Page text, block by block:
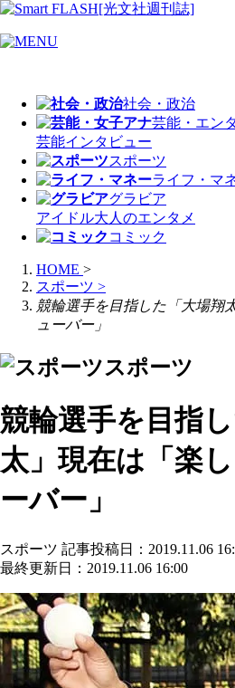
社会・政治
芸能・エン
芸能インタビュー
スポーツ
ライフ・マ
グラビア
アイドル大人のエンタメ
コミック
HOME >
スポーツ >
競輪選手を目指した「大場翔
ューバー」
スポーツ
競輪選手を目指
太」現在は「楽
ーバー」
スポーツ 記事投稿日：2019.11.06
最終更新日：2019.11.06 16:00